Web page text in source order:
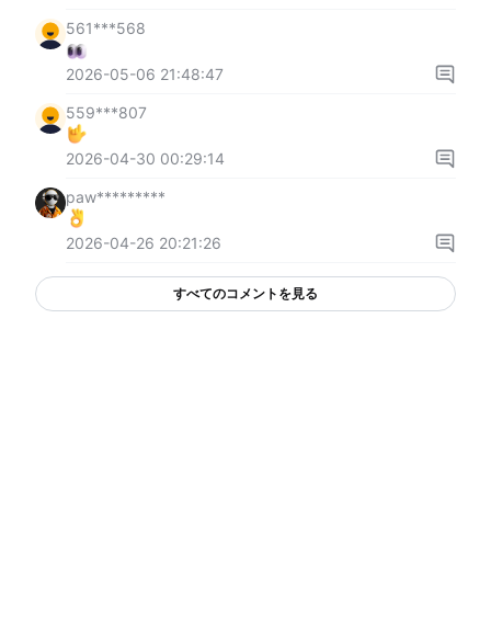
561***568
2026-05-06 21:48:47
559***807
2026-04-30 00:29:14
paw*********
2026-04-26 20:21:26
すべてのコメントを見る